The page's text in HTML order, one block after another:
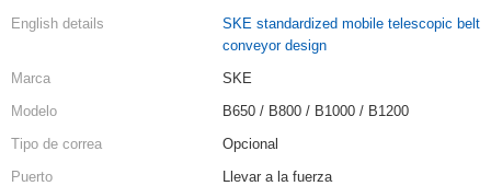
English details
SKE standardized mobile telescopic belt
conveyor design
Marca
SKE
Modelo
B650 / B800 / B1000 / B1200
Tipo de correa
Opcional
Puerto
Llevar a la fuerza